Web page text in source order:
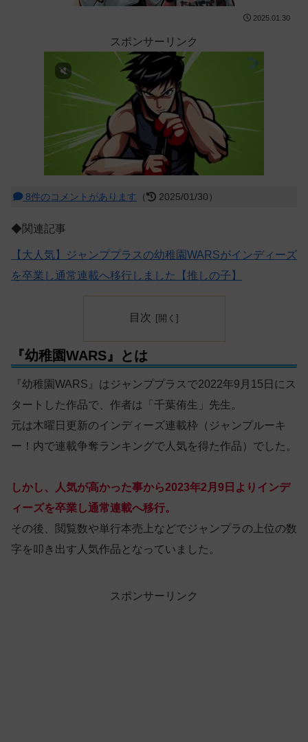
2025.01.30
スポンサーリンク
8件のコメントがあります （ 2025/01/30）
◆関連記事
【大人気】ジャンププラスの幼稚園WARSがインディーズ
を卒業し通常連載へ移行しました【推しの子】
目次
『幼稚園WARS』とは
『幼稚園WARS』はジャンププラスで2022年9月15日にス
タートした作品で、作者は「千葉侑生」先生。
元は木曜日更新のインディーズ連載枠（ジャンプルーキ
ー！内で連載争奪ランキングで人気を得た作品）でした。
しかし、人気が高かった事から2023年2月9日よりインデ
ィーズを卒業し通常連載へ移行。
その後、閲覧数や単行本売上などでジャンプラの上位の数
字を叩き出す人気作品となっていました。
スポンサーリンク